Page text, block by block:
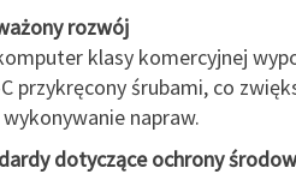
rozwój
klasy komercyjnej
przykręcony śrubami, co
napraw.
dotyczące ochrony